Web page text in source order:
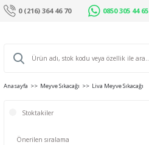
0 (216) 364 46 70 0850 305 44 65
Anasayfa Meyve Sıkacağı Liva Meyve Sıkacağı
Stoktakiler